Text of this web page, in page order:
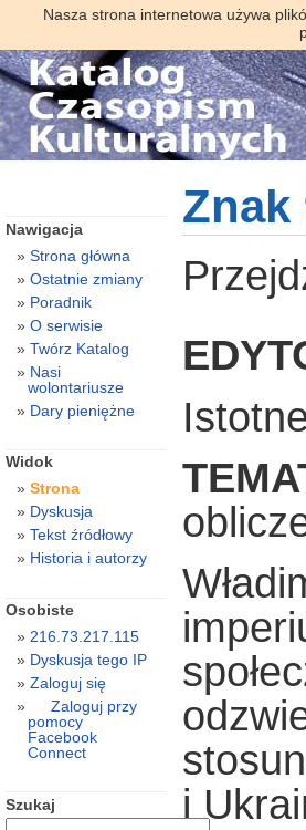
Nasza strona internetowa używa
Znak
i
Nawigacja
Strona główna
Ostatnie zmiany
Poradnik
O serwisie
Twórz Katalog
Nasi
wolontariusze
Dary pieniężne
Widok
Strona
Dyskusja
Tekst źródłowy
Historia i autorzy
Osobiste
216.73.217.115
Dyskusja tego IP
Zaloguj się
Zaloguj przy
pomocy
Facebook
Connect
Szukaj